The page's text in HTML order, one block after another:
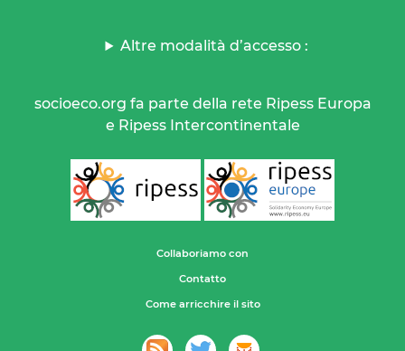
Altre modalità d’accesso :
socioeco.org fa parte della rete Ripess Europa
e Ripess Intercontinentale
Collaboriamo con
Contatto
Come arricchire il sito